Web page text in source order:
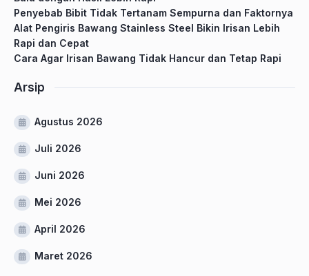
Penyebab Bibit Tidak Tertanam Sempurna dan Faktornya
Alat Pengiris Bawang Stainless Steel Bikin Irisan Lebih
Rapi dan Cepat
Cara Agar Irisan Bawang Tidak Hancur dan Tetap Rapi
Arsip
Agustus 2026
Juli 2026
Juni 2026
Mei 2026
April 2026
Maret 2026